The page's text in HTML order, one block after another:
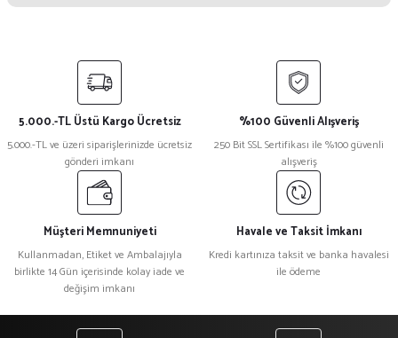
Yorum Yaz
yetersiz gördüğünüz noktaları öneri formunu kullanarak tarafımıza
Görüş ve önerileriniz için teşekkür ederiz.
Ürün resmi kalitesiz, bozuk veya görüntülenemiyor.
Ürün açıklamasında eksik bilgiler bulunuyor.
Ürün bilgilerinde hatalar bulunuyor.
Ürün fiyatı diğer sitelerden daha pahalı.
Bu ürüne benzer farklı alternatifler olmalı.
5.000.-TL Üstü Kargo Ücretsiz
5.000.-TL ve üzeri siparişlerinizde ücretsiz
gönderi imkanı
%100 Güvenli Alışveriş
250 Bit SSL Sertifikası ile %100 güvenli
alışveriş
Müşteri Memnuniyeti
Kullanmadan, Etiket ve Ambalajıyla
birlikte 14 Gün içerisinde kolay iade ve
değişim imkanı
Havale ve Taksit İmkanı
Kredi kartınıza taksit ve banka havalesi
ile ödeme